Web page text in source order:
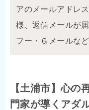
アのメールアドレ
様、返信メールが
フー・Ｇメールな
【土浦市】心の
門家が導くアダ